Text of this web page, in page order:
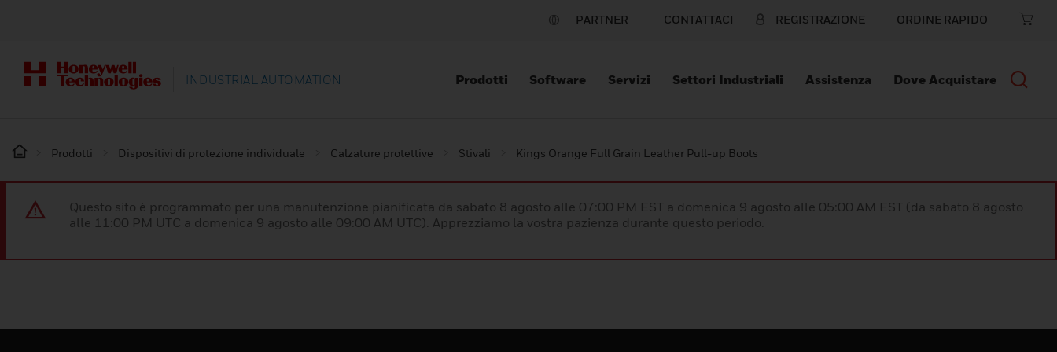
PARTNER CONTATTACI REGISTRAZIONE ORDINE RAPIDO
INDUSTRIAL AUTOMATION Prodotti Software Servizi Settori Industriali Assistenza Dove Acquistare
Prodotti Dispositivi di protezione individuale Calzature protettive Stivali Kings Orange Full Grain Leather Pull-up Boots
Questo sito è programmato per una manutenzione pianificata da sabato 8 agosto alle 07:00 PM EST a domenica 9 agosto alle 05:00 AM EST (da sabato 8 agosto
alle 11:00 PM UTC a domenica 9 agosto alle 09:00 AM UTC). Apprezziamo la vostra pazienza durante questo periodo.